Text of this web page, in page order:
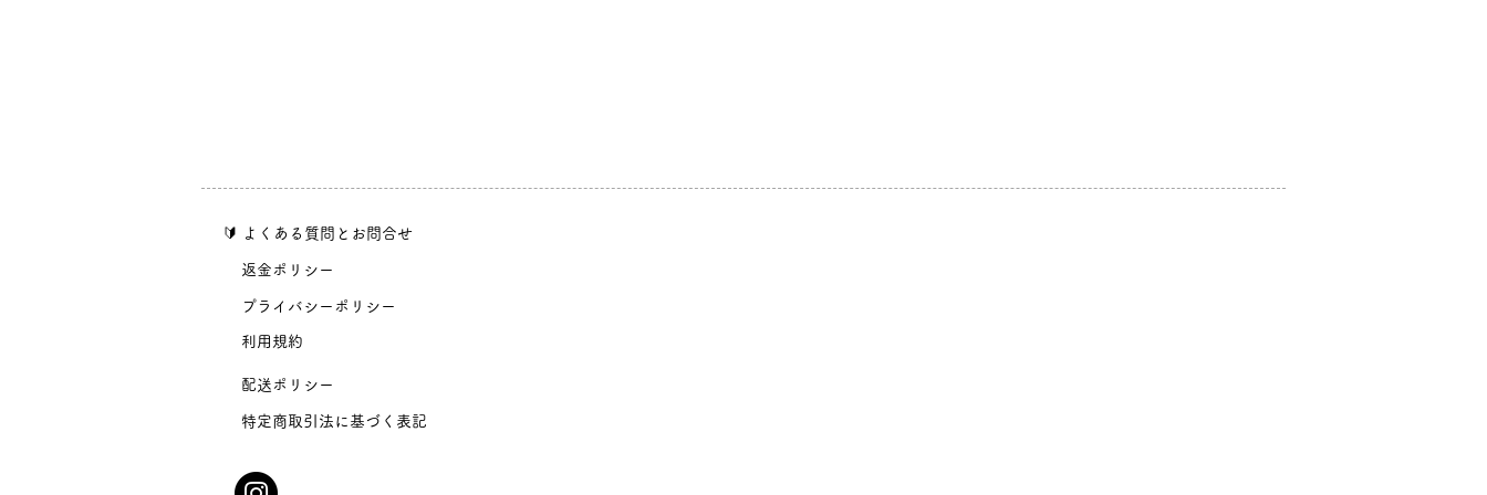
​🔰 よくある質問とお問合せ
​返金ポリシー
​プライバシーポリシー
​利用規約
​配送ポリシー
​特定商取引法に基づく表記